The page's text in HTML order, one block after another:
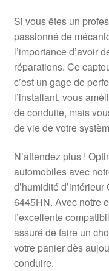
Politique de
Procédure de
Termes et conditions
Si vous êtes un
passionné de
l’importance d’avoir
réparations. Ce
c’est un gage de
l’installant, vous
de conduite, mais
de vie de votre
N’attendez plus !
automobiles avec
d’humidité
6445HN. Avec notre
l’excellente
assuré de faire un
votre panier dès
conduire.